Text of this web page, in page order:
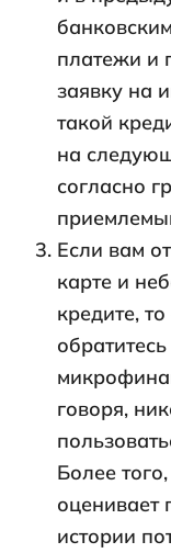
платежи и
заявку на
такой
на
согласно
Если вам
карте и
кредите,
говоря,
Более
оценивает
истории